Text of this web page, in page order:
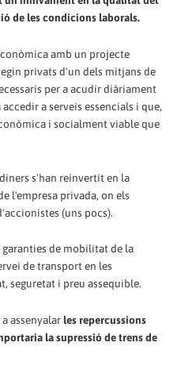
de les condicions laborals.
amb un projecte
privats d'un dels mitjans de
per a acudir diàriament
a serveis essencials i que,
i socialment viable que
s'han reinvertit en la
l'empresa privada, on els
(uns pocs).
garanties de mobilitat de la
de transport en les
seguretat i preu assequible.
assenyalarles repercussions
la supressió de trens de